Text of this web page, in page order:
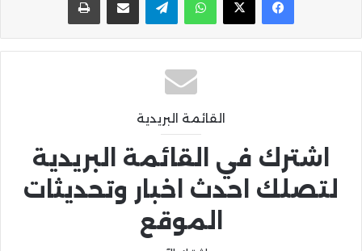
القائمة البريدية
اشترك في القائمة البريدية
لتصلك احدث اخبار وتحديثات
الموقع